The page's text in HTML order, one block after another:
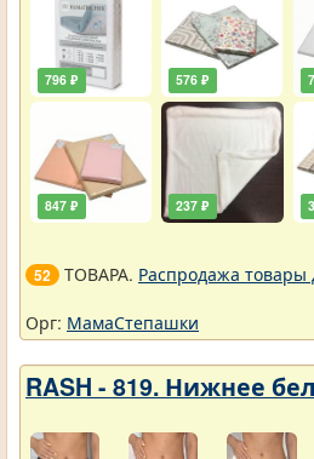
796 ₽
847 ₽
576 ₽
237 ₽
52 ТОВАРА. Распродажа товары
Орг: МамаСтепашки
RASH - 819. Нижнее